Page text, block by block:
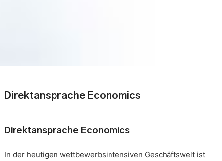
Direktansprache Economics
Direktansprache Economics
In der heutigen wettbewerbsintensiven Geschäftswelt ist